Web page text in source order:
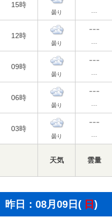
15時
曇り ---
12時
曇り ---
09時
曇り ---
06時
曇り ---
03時
曇り ---
天気 雲量
昨日：08月09日( 日 )